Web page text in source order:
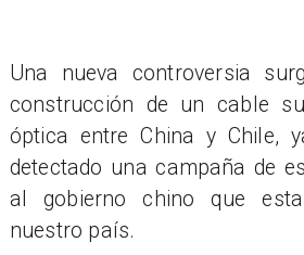
Una nueva controversia
construcción de un cable
óptica entre China y Chile,
detectado una campaña de
al gobierno chino que
nuestro país.